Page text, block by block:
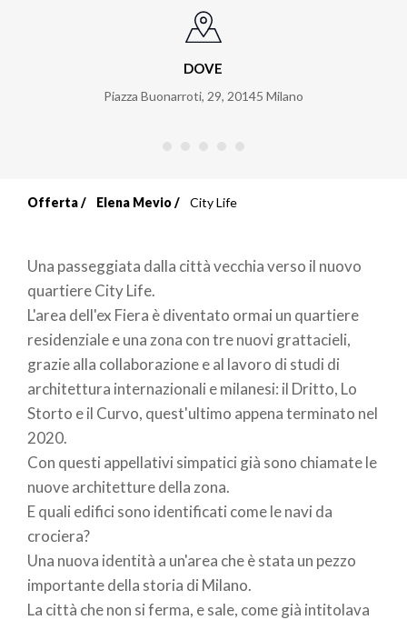
DOVE
Piazza Buonarroti, 29, 20145 Milano
di
pane
Offerta Elena Mevio City Life
Una passeggiata dalla città vecchia verso il nuovo
quartiere City Life.
L'area dell'ex Fiera è diventato ormai un quartiere
residenziale e una zona con tre nuovi grattacieli,
grazie alla collaborazione e al lavoro di studi di
architettura internazionali e milanesi: il Dritto, Lo
Storto e il Curvo, quest'ultimo appena terminato nel
2020.
Con questi appellativi simpatici già sono chiamate le
nuove architetture della zona.
E quali edifici sono identificati come le navi da
crociera?
Una nuova identità a un'area che è stata un pezzo
importante della storia di Milano.
La città che non si ferma, e sale, come già intitolava